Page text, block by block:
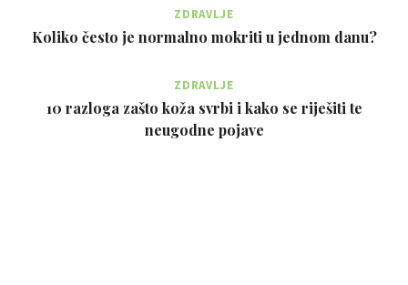
ZDRAVLJE
Koliko često je normalno mokriti u jednom danu?
ZDRAVLJE
10 razloga zašto koža svrbi i kako se riješiti te
neugodne pojave